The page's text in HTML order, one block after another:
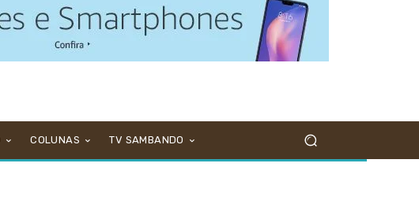
COLUNAS TV SAMBANDO